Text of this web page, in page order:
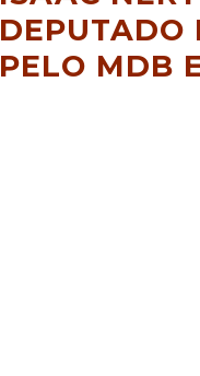
DEPUTADO
PELO MDB